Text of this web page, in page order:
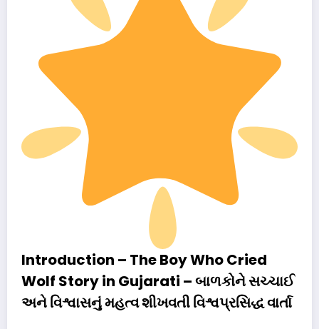
Introduction – The Boy Who Cried
Wolf Story in Gujarati – બાળકોને સચ્ચાઈ
અને વિશ્વાસનું મહત્વ શીખવતી વિશ્વપ્રસિદ્ધ વાર્તા